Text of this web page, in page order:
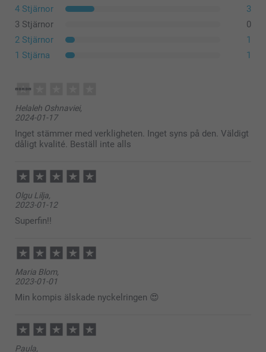
4 Stjärnor
3
3 Stjärnor
0
2 Stjärnor
1
1 Stjärna
1
Helaleh Oshnaviei,
2024-01-17
Inget stämmer med verkligheten. Inget syns på den. Väldigt
dåligt kvalité. Beställ inte alls
Olgu Lilja,
2023-01-12
Superfin!!
Maria Blom,
2023-01-01
Min kompis älskade nyckelringen 😍
Paula,